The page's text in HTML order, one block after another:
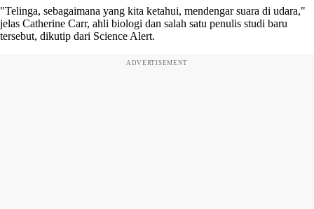
"Telinga, sebagaimana yang kita ketahui, mendengar suara di udara,"
jelas Catherine Carr, ahli biologi dan salah satu penulis studi baru
tersebut, dikutip dari Science Alert.
ADVERTISEMENT